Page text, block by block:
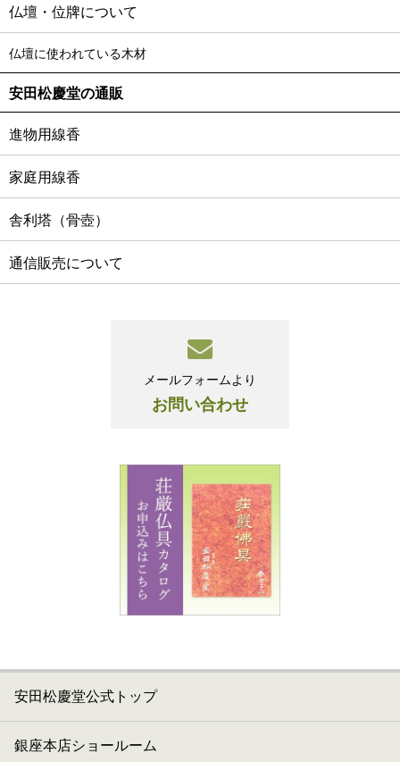
仏壇・位牌について
仏壇に使われている木材
安田松慶堂の通販
進物用線香
家庭用線香
舎利塔（骨壺）
通信販売について
メールフォームより
お問い合わせ
安田松慶堂公式トップ
銀座本店ショールーム